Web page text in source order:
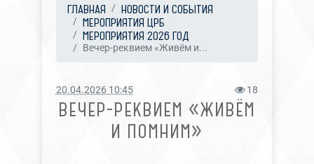
ГЛАВНАЯ
НОВОСТИ И СОБЫТИЯ
МЕРОПРИЯТИЯ ЦРБ
МЕРОПРИЯТИЯ 2026 ГОД
Вечер-реквием «Живём и...
20.04.2026 10:45 18
ВЕЧЕР-РЕКВИЕМ «ЖИВЁМ
И ПОМНИМ»